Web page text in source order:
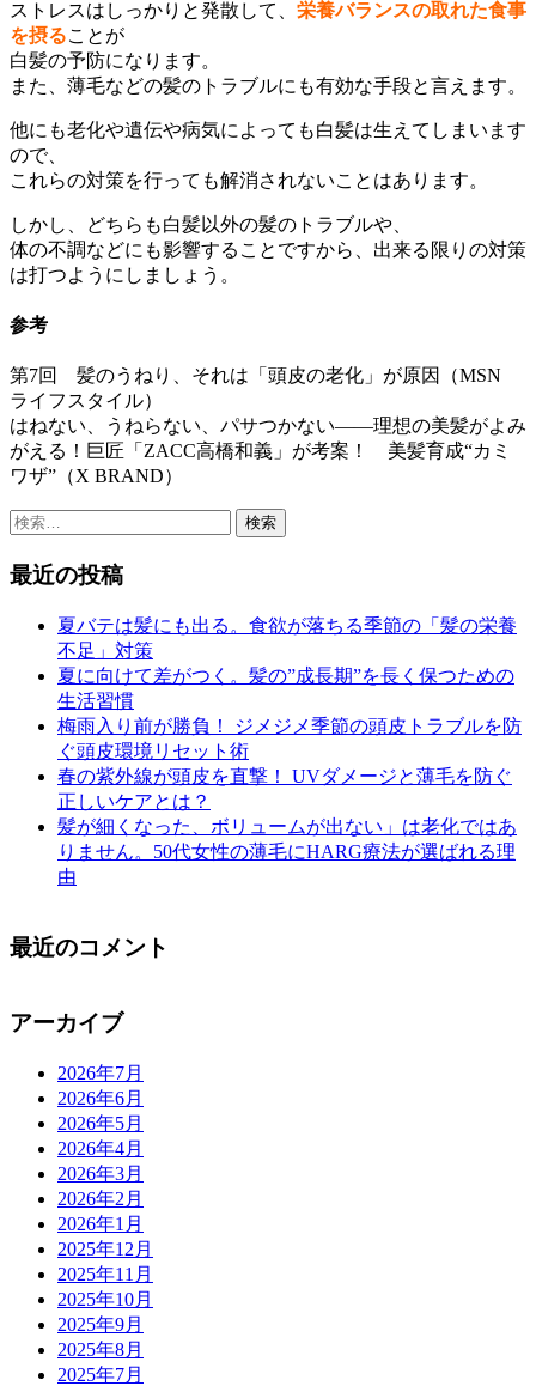
ストレスはしっかりと発散して、 栄養バランスの取れた食事
を摂ることが
白髪の予防になります。
また、薄毛などの髪のトラブルにも有効な手段と言えます。
他にも老化や遺伝や病気によっても白髪は生えてしまいます
ので、
これらの対策を行っても解消されないことはあります。
しかし、どちらも白髪以外の髪のトラブルや、
体の不調などにも影響することですから、出来る限りの対策
は打つようにしましょう。
参考
第7回 髪のうねり、それは「頭皮の老化」が原因（MSN
ライフスタイル）
はねない、うねらない、パサつかない――理想の美髪がよみ
がえる！巨匠「ZACC高橋和義」が考案！ 美髪育成“カミ
ワザ”（X BRAND）
検
最近の投稿
夏バテは髪にも出る。食欲が落ちる季節の「髪の栄養
不足」対策
夏に向けて差がつく。髪の”成長期”を長く保つための
生活習慣
梅雨入り前が勝負！ ジメジメ季節の頭皮トラブルを防
ぐ頭皮環境リセット術
春の紫外線が頭皮を直撃！ UVダメージと薄毛を防ぐ
正しいケアとは？
髪が細くなった、ボリュームが出ない」は老化ではあ
りません。50代女性の薄毛にHARG療法が選ばれる理
由
最近のコメント
アーカイブ
2026年7月
2026年6月
2026年5月
2026年4月
2026年3月
2026年2月
2026年1月
2025年12月
2025年11月
2025年10月
2025年9月
2025年8月
2025年7月